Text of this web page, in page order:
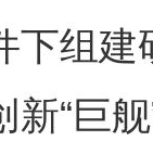
下组
新“巨